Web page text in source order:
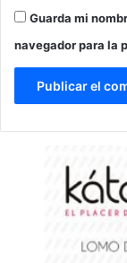
Guarda mi
navegador para la